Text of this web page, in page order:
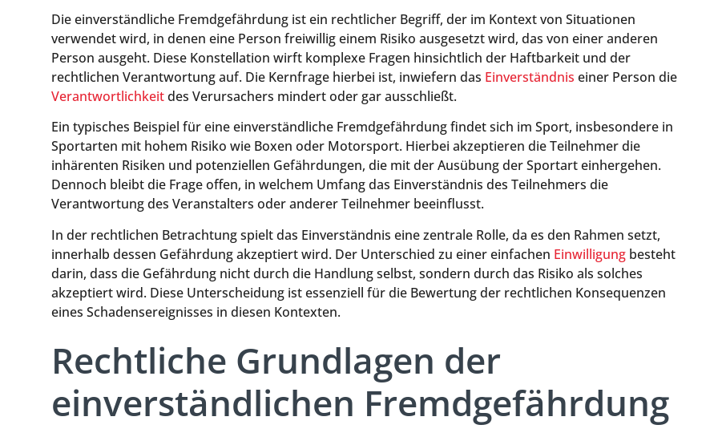
Die einverständliche Fremdgefährdung ist ein rechtlicher Begriff, der im Kontext von Situationen
verwendet wird, in denen eine Person freiwillig einem Risiko ausgesetzt wird, das von einer anderen
Person ausgeht. Diese Konstellation wirft komplexe Fragen hinsichtlich der Haftbarkeit und der
rechtlichen Verantwortung auf. Die Kernfrage hierbei ist, inwiefern das Einverständnis einer Person die
Verantwortlichkeitdes Verursachers mindert oder gar ausschließt.
Ein typisches Beispiel für eine einverständliche Fremdgefährdung findet sich im Sport, insbesondere in
Sportarten mit hohem Risiko wie Boxen oder Motorsport. Hierbei akzeptieren die Teilnehmer die
inhärenten Risiken und potenziellen Gefährdungen, die mit der Ausübung der Sportart einhergehen.
Dennoch bleibt die Frage offen, in welchem Umfang das Einverständnis des Teilnehmers die
Verantwortung des Veranstalters oder anderer Teilnehmer beeinflusst.
In der rechtlichen Betrachtung spielt das Einverständnis eine zentrale Rolle, da es den Rahmen setzt,
innerhalb dessen Gefährdung akzeptiert wird. Der Unterschied zu einer einfachen Einwilligung besteht
darin, dass die Gefährdung nicht durch die Handlung selbst, sondern durch das Risiko als solches
akzeptiert wird. Diese Unterscheidung ist essenziell für die Bewertung der rechtlichen Konsequenzen
eines Schadensereignisses in diesen Kontexten.
Rechtliche Grundlagen der
einverständlichen Fremdgefährdung